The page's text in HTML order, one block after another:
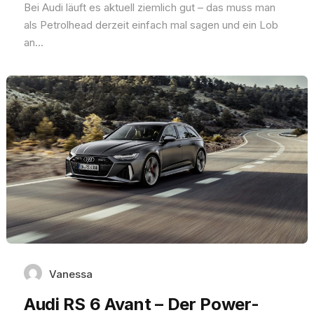
Bei Audi läuft es aktuell ziemlich gut – das muss man
als Petrolhead derzeit einfach mal sagen und ein Lob
an...
Vanessa
Audi RS 6 Avant – Der Power-